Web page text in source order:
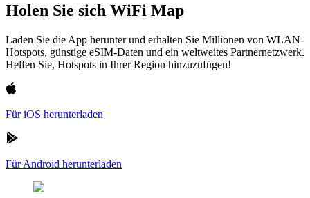
Holen Sie sich WiFi Map
Laden Sie die App herunter und erhalten Sie Millionen von WLAN-
Hotspots, günstige eSIM-Daten und ein weltweites Partnernetzwerk.
Helfen Sie, Hotspots in Ihrer Region hinzuzufügen!
Für iOS herunterladen
Für Android herunterladen